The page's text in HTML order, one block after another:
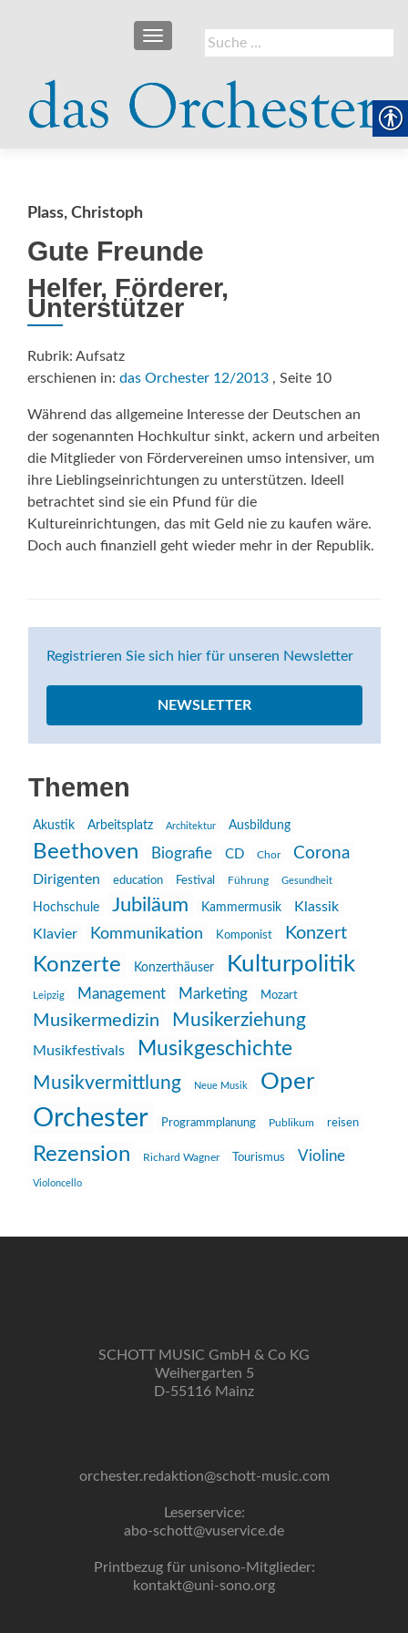
Suche
nach:
SCHALTE NAVIGATION
Plass, Christoph
Gute Freunde
Helfer, Förderer,
Unterstützer
Rubrik: Aufsatz
erschienen in: das Orchester 12/2013 , Seite 10
Während das allgemeine Interesse der Deutschen an
der sogenannten Hochkultur sinkt, ackern und arbeiten
die Mitglieder von Fördervereinen umso intensiver, um
ihre Lieblingseinrichtungen zu unterstützen. Ideell
betrachtet sind sie ein Pfund für die
Kultureinrichtungen, das mit Geld nie zu kaufen wäre.
Doch auch finanziell geht wieder mehr in der Republik.
Registrieren Sie sich hier für unseren Newsletter
NEWSLETTER
Themen
Akustik Arbeitsplatz Architektur Ausbildung
Beethoven Biografie CD Chor Corona
Dirigenten education Festival Führung Gesundheit
Hochschule Jubiläum Kammermusik
Klassik
Klavier
Kommunikation Komponist Konzert
Konzerte Konzerthäuser Kulturpolitik
Leipzig Management Marketing Mozart
Musikermedizin Musikerziehung
Musikfestivals Musikgeschichte
Musikvermittlung Neue Musik Oper
Orchester Programmplanung Publikum reisen
Rezension Richard Wagner Tourismus Violine
Violoncello
SCHOTT MUSIC GmbH & Co KG
Weihergarten 5
D-55116 Mainz
orchester.redaktion@schott-music.com
Leserservice:
abo-schott@vuservice.de
Printbezug für unisono-Mitglieder:
kontakt@uni-sono.org